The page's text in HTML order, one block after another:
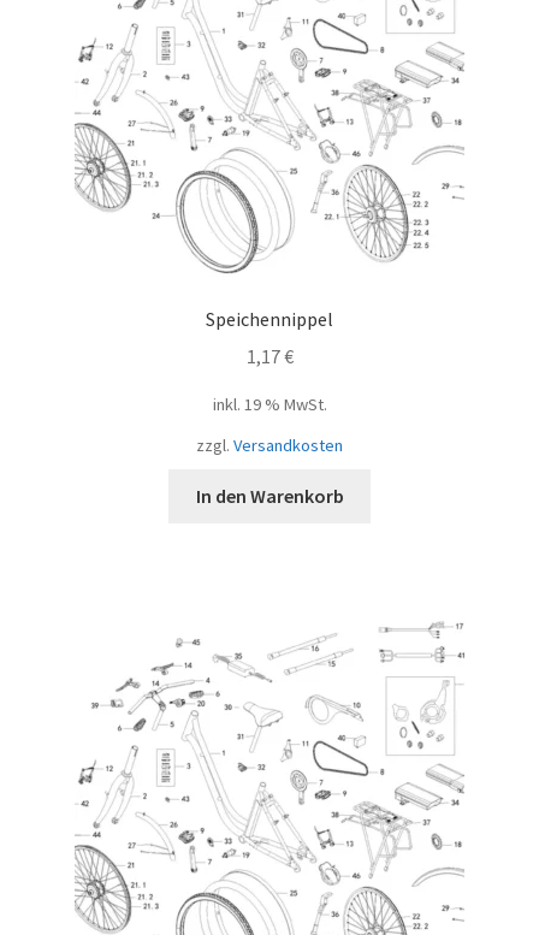
Speichennippel
1,17€
inkl. 19 % MwSt.
zzgl. Versandkosten
In den Warenkorb